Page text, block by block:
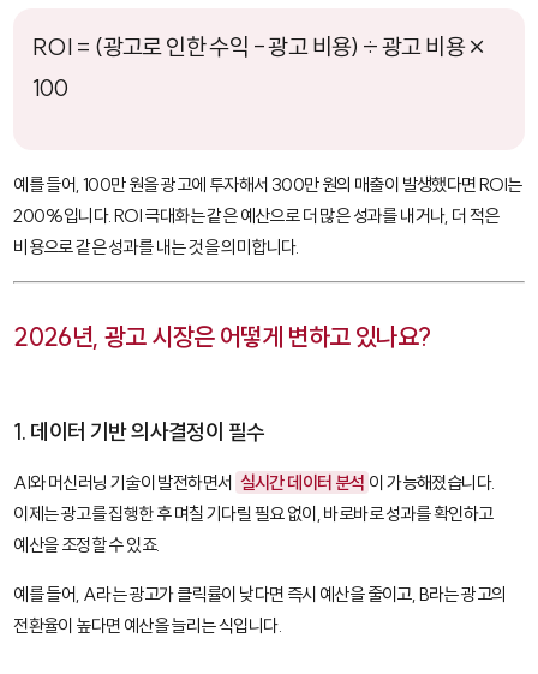
ROI = (광고로 인한 수익 - 광고 비용) ÷ 광고 비용 ×
100
예를 들어, 100만 원을 광고에 투자해서 300만 원의 매출이 발생했다면 ROI는
200%입니다. ROI 극대화는 같은 예산으로 더 많은 성과를 내거나, 더 적은
비용으로 같은 성과를 내는 것을 의미합니다.
2026년, 광고 시장은 어떻게 변하고 있나요?
1. 데이터 기반 의사결정이 필수
AI와 머신러닝 기술이 발전하면서 실시간 데이터 분석 이 가능해졌습니다.
이제는 광고를 집행한 후 며칠 기다릴 필요 없이, 바로바로 성과를 확인하고
예산을 조정할 수 있죠.
예를 들어, A라는 광고가 클릭률이 낮다면 즉시 예산을 줄이고, B라는 광고의
전환율이 높다면 예산을 늘리는 식입니다.